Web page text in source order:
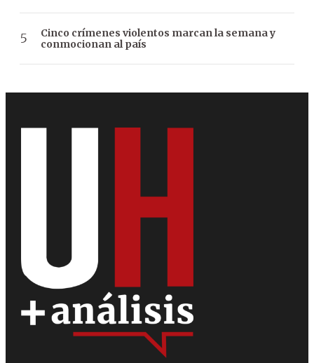
Cinco crímenes violentos marcan la semana y
conmocionan al país